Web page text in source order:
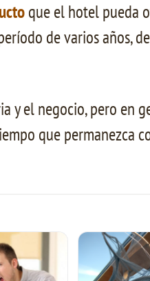
que el hotel pueda
de varios años,
el negocio, pero en
que permanezca